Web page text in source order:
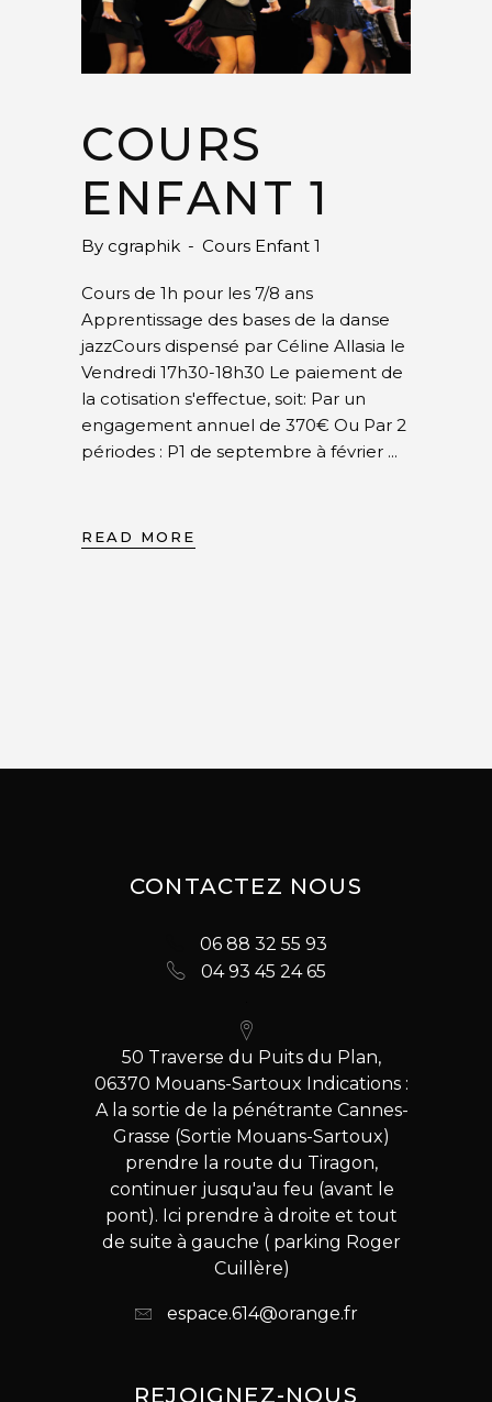
COURS
ENFANT 1
By cgraphik Cours Enfant 1
Cours de 1h pour les 7/8 ans
Apprentissage des bases de la danse
jazzCours dispensé par Céline Allasia le
Vendredi 17h30-18h30 Le paiement de
la cotisation s'effectue, soit: Par un
engagement annuel de 370€ Ou Par 2
périodes : P1 de septembre à février
READ MORE
CONTACTEZ NOUS
06 88 32 55 93
04 93 45 24 65
50 Traverse du Puits du Plan,
06370 Mouans-Sartoux Indications :
A la sortie de la pénétrante Cannes-
Grasse (Sortie Mouans-Sartoux)
prendre la route du Tiragon,
continuer jusqu'au feu (avant le
pont). Ici prendre à droite et tout
de suite à gauche ( parking Roger
Cuillère)
espace.614@orange.fr
REJOIGNEZ-NOUS